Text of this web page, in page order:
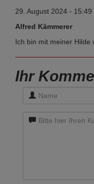
29. August 2024 - 15:49
Alfred Kämmerer
Ich bin mit meiner Hilde
Ihr